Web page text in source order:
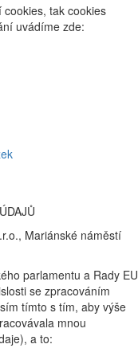
tak cookies
uvádíme zde:
Mariánské náměstí
parlamentu a Rady EU
se zpracováním
tímto s tím, aby výše
mnou
a to: